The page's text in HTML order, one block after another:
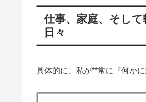
仕事、家庭、そし
日々
具体的に、私が**常に『何か